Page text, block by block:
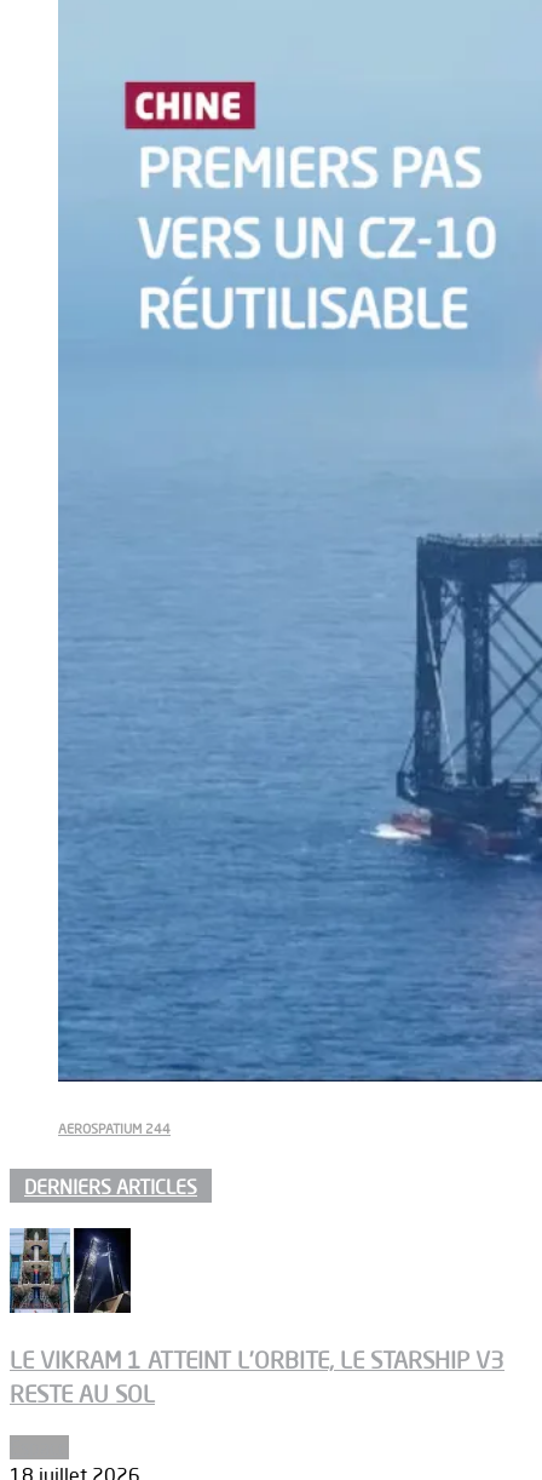
AEROSPATIUM 244
DERNIERS ARTICLES
LE VIKRAM 1 ATTEINT L’ORBITE, LE STARSHIP V3
RESTE AU SOL
18 juillet 2026